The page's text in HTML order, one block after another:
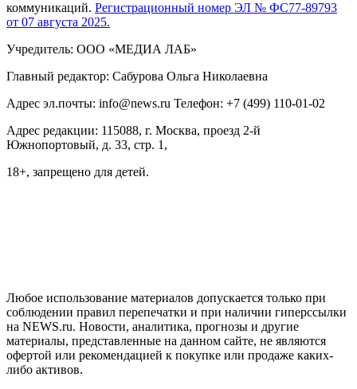
коммуникаций. Регистрационный номер ЭЛ № ФС77-89793
от 07 августа 2025.
Учредитель: ООО «МЕДИА ЛАБ»
Главный редактор: Сабурова Ольга Николаевна
Адрес эл.почты: info@news.ru Телефон: +7 (499) 110-01-02
Адрес редакции: 115088, г. Москва, проезд 2-й
Южнопортовый, д. 33, стр. 1,
18+, запрещено для детей.
Любое использование материалов допускается только при
соблюдении правил перепечатки и при наличии гиперссылки
на NEWS.ru. Новости, аналитика, прогнозы и другие
материалы, представленные на данном сайте, не являются
офертой или рекомендацией к покупке или продаже каких-
либо активов.